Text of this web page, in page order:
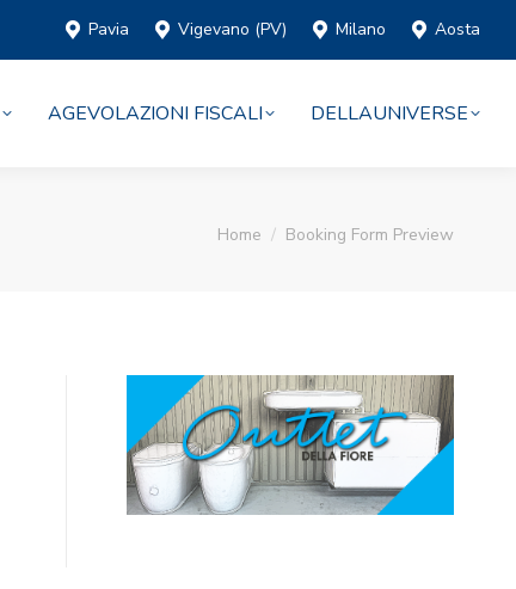
Pavia Vigevano (PV) Milano Aosta
AGEVOLAZIONI FISCALI DELLAUNIVERSE
You are here:
Home Booking Form Preview